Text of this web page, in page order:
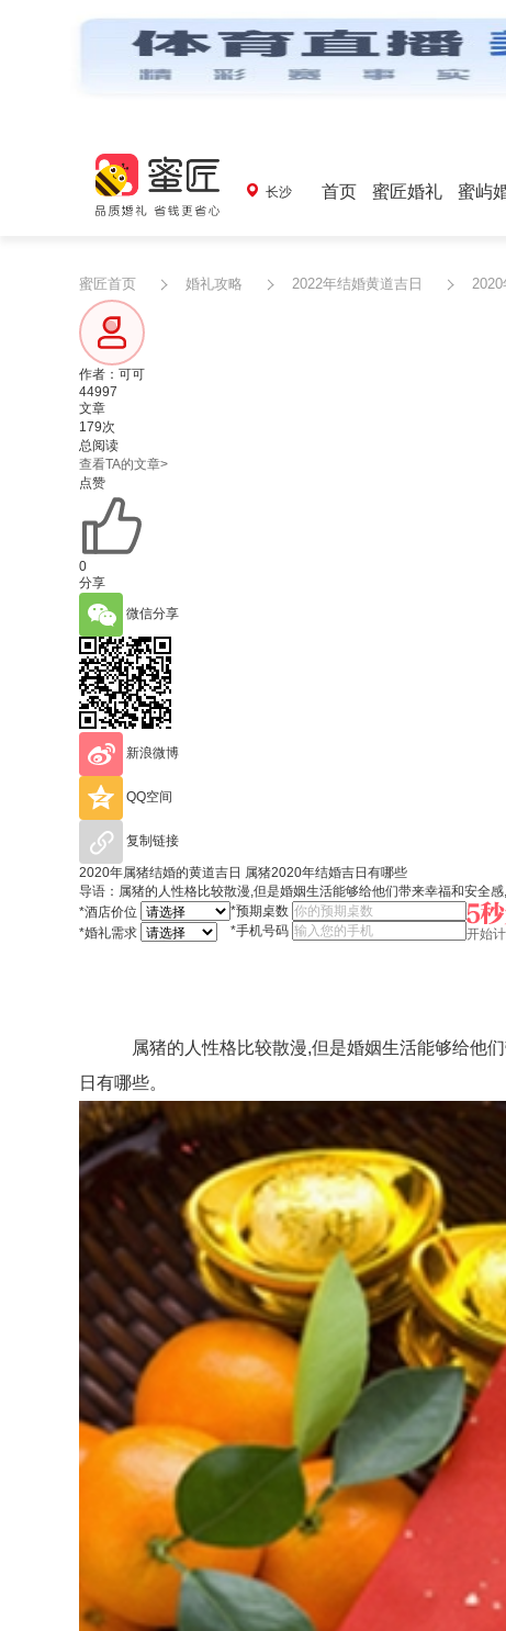
长沙 首页 蜜匠婚礼 蜜屿
蜜匠首页 婚礼攻略 2022年结婚黄道吉日
作者：可可
44997
文章
179次
总阅读
查看TA的文章>
点赞
0
分享
微信分享
新浪微博
QQ空间
复制链接
2020年属猪结婚的黄道吉日 属猪2020年结婚吉日有哪些
导语：属猪的人性格比较散漫,但是婚姻生活能够给他们带来幸福和安全
*酒店价位
*婚礼需求
*预期桌数
*手机号码
开始
属猪的人性格比较散漫,但是婚姻生活能够给他们
日有哪些。